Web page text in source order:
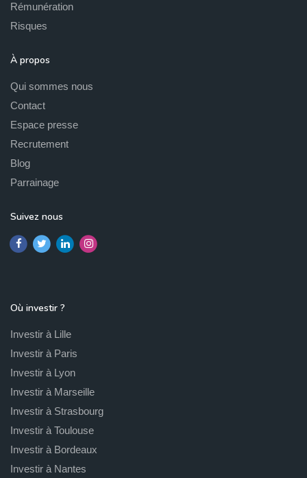
Rémunération
Risques
À propos
Qui sommes nous
Contact
Espace presse
Recrutement
Blog
Parrainage
Suivez nous
Où investir ?
Investir à Lille
Investir à Paris
Investir à Lyon
Investir à Marseille
Investir à Strasbourg
Investir à Toulouse
Investir à Bordeaux
Investir à Nantes